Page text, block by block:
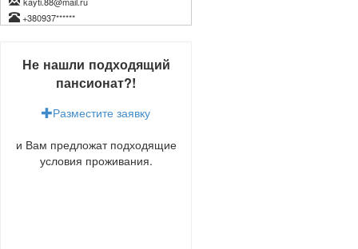
+380937******
Не нашли подходящий
пансионат?!
Разместите заявку
и Вам предложат подходящие
условия проживания.